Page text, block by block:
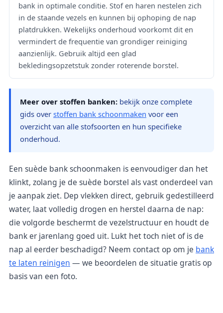
bank in optimale conditie. Stof en haren nestelen zich
in de staande vezels en kunnen bij ophoping de nap
platdrukken. Wekelijks onderhoud voorkomt dit en
vermindert de frequentie van grondiger reiniging
aanzienlijk. Gebruik altijd een glad
bekledingsopzetstuk zonder roterende borstel.
Meer over stoffen banken: bekijk onze complete
gids over stoffen bank schoonmaken voor een
overzicht van alle stofsoorten en hun specifieke
onderhoud.
Een suède bank schoonmaken is eenvoudiger dan het
klinkt, zolang je de suède borstel als vast onderdeel van
je aanpak ziet. Dep vlekken direct, gebruik gedestilleerd
water, laat volledig drogen en herstel daarna de nap:
die volgorde beschermt de vezelstructuur en houdt de
bank er jarenlang goed uit. Lukt het toch niet of is de
nap al eerder beschadigd? Neem contact op om je bank
te laten reinigen — we beoordelen de situatie gratis op
basis van een foto.